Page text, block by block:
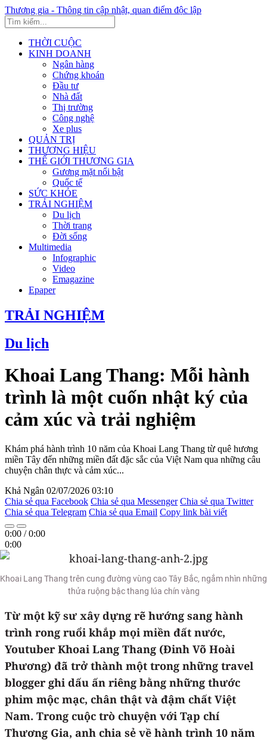
Thương gia - Thông tin cập nhật, quan điểm độc lập
THỜI CUỘC
KINH DOANH
Ngân hàng
Chứng khoán
Đầu tư
Nhà đất
Thị trường
Công nghệ
Xe plus
QUẢN TRỊ
THƯƠNG HIỆU
THẾ GIỚI THƯƠNG GIA
Gương mặt nổi bật
Quốc tế
SỨC KHỎE
TRẢI NGHIỆM
Du lịch
Thời trang
Đời sống
Multimedia
Infographic
Video
Emagazine
Epaper
TRẢI NGHIỆM
Du lịch
Khoai Lang Thang: Mỗi hành
trình là một cuốn nhật ký của
cảm xúc và trải nghiệm
Khám phá hành trình 10 năm của Khoai Lang Thang từ quê hương
miền Tây đến những miền đất đặc sắc của Việt Nam qua những câu
chuyện chân thực và cảm xúc...
Khả Ngân 02/07/2026 03:10
Chia sẻ qua Facebook Chia sẻ qua Messenger Chia sẻ qua Twitter
Chia sẻ qua Telegram Chia sẻ qua Email Copy link bài viết
0:00 /0:00
0:00
Khoai Lang Thang trên cung đường vùng cao Tây Bắc, ngắm nhìn những
thửa ruộng bậc thang lúa chín vàng
Từ một kỹ sư xây dựng rẽ hướng sang hành
trình rong ruổi khắp mọi miền đất nước,
Youtuber Khoai Lang Thang (Đinh Võ Hoài
Phương) đã trở thành một trong những travel
blogger ghi dấu ấn riêng bằng những thước
phim mộc mạc, chân thật và đậm chất Việt
Nam. Trong cuộc trò chuyện với Tạp chí
Thương Gia, anh chia sẻ về hành trình 10 năm